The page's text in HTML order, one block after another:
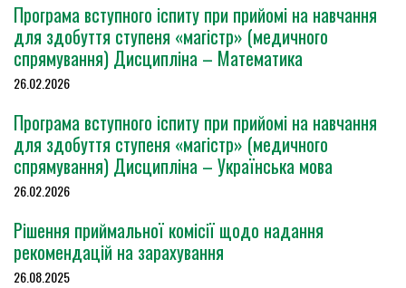
Програма вступного іспиту при прийомі на навчання
для здобуття ступеня «магістр» (медичного
спрямування) Дисципліна – Математика
26.02.2026
Програма вступного іспиту при прийомі на навчання
для здобуття ступеня «магістр» (медичного
спрямування) Дисципліна – Українська мова
26.02.2026
Рішення приймальної комісії щодо надання
рекомендацій на зарахування
26.08.2025